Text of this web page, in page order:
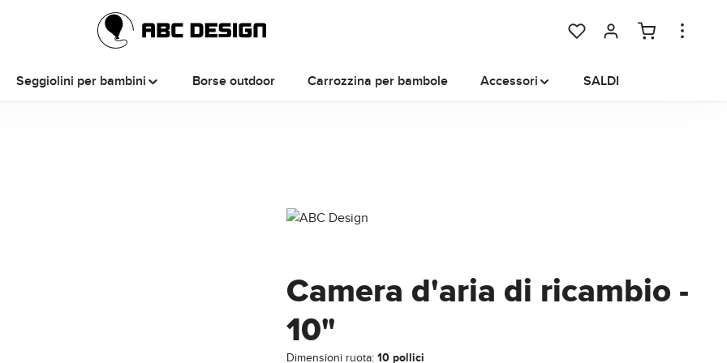
You have 0 wishlist items
Seggiolini per bambini Borse outdoor Carrozzina per bambole Accessori SALDI
Camera d'aria di ricambio -
10"
Dimensioni ruota:10 pollici